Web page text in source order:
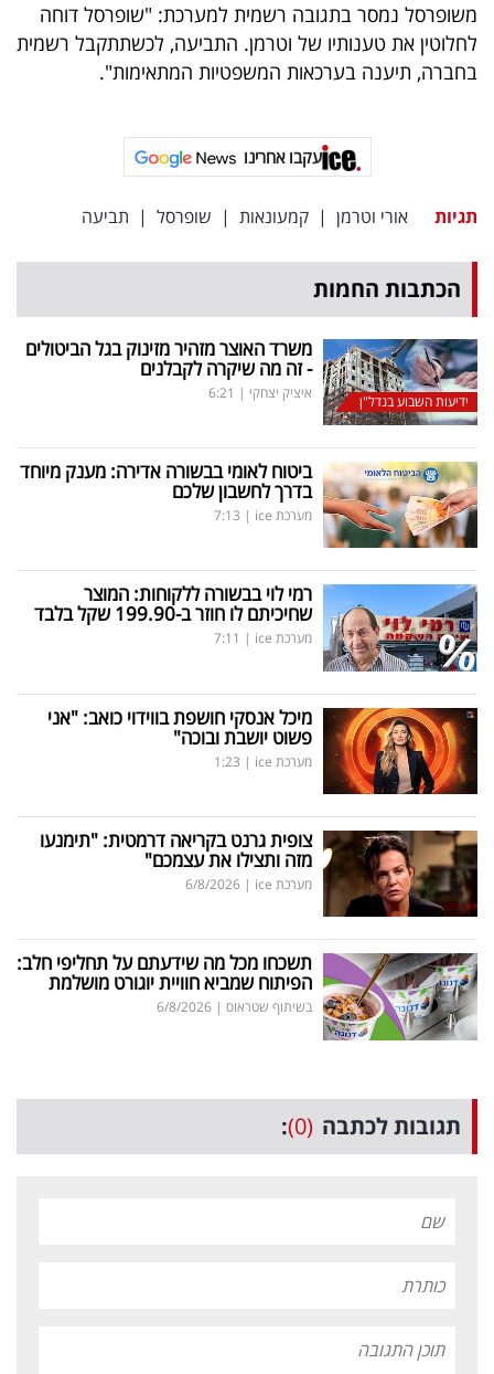
פרסמו
באייס
משופרסל נמסר בתגובה רשמית למערכת: "שופרסל דוחה
לחלוטין את טענותיו של וטרמן. התביעה, לכשתתקבל רשמית
בחברה, תיענה בערכאות המשפטיות המתאימות".
עקבו אחרינו
תגיות אורי וטרמן | קמעונאות | שופרסל | תביעה
הכתבות החמות
ידיעות השבוע בנדל"ן
משרד האוצר מזהיר מזינוק בגל הביטולים
- זה מה שיקרה לקבלנים
איציק יצחקי |
6:21
ביטוח לאומי בבשורה אדירה: מענק מיוחד
בדרך לחשבון שלכם
מערכת ice |
7:13
רמי לוי בבשורה ללקוחות: המוצר
שחיכיתם לו חוזר ב-199.90 שקל בלבד
מערכת ice |
7:11
מיכל אנסקי חושפת בווידוי כואב: "אני
פשוט יושבת ובוכה"
מערכת ice |
1:23
צופית גרנט בקריאה דרמטית: "תימנעו
מזה ותצילו את עצמכם"
מערכת ice |
6/8/2026
תשכחו מכל מה שידעתם על תחליפי חלב:
הפיתוח שמביא חוויית יוגורט מושלמת
בשיתוף שטראוס |
6/8/2026
תגובות לכתבה (0)
: